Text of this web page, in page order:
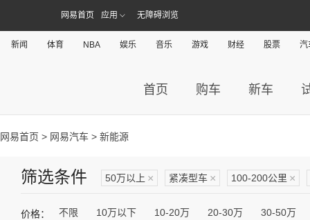
网易首页 应用 无障碍浏览
新闻 体育 NBA 娱乐 音乐 游戏 财经 股票 汽
首页 购车 新车
网易首页 > 网易汽车 > 新能源
筛选条件 50万以上 × 紧凑型车 × 100-200公里 ×
价格： 不限 10万以下 10-20万 20-30万 30-50万